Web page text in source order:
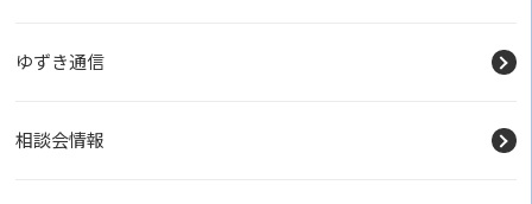
ゆずき通信
相談会情報